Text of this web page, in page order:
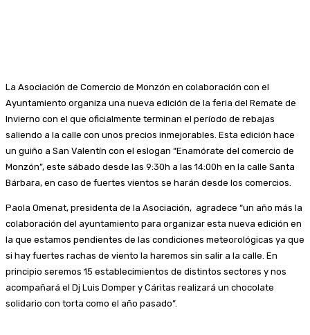
La Asociación de Comercio de Monzón en colaboración con el
Ayuntamiento organiza una nueva edición de la feria del Remate de
Invierno con el que oficialmente terminan el período de rebajas
saliendo a la calle con unos precios inmejorables. Esta edición hace
un guiño a San Valentín con el eslogan “Enamórate del comercio de
Monzón”, este sábado desde las 9:30h a las 14:00h en la calle Santa
Bárbara, en caso de fuertes vientos se harán desde los comercios.
Paola Omenat, presidenta de la Asociación, agradece “un año más la
colaboración del ayuntamiento para organizar esta nueva edición en
la que estamos pendientes de las condiciones meteorológicas ya que
si hay fuertes rachas de viento la haremos sin salir a la calle. En
principio seremos 15 establecimientos de distintos sectores y nos
acompañará el Dj Luis Domper y Cáritas realizará un chocolate
solidario con torta como el año pasado”.